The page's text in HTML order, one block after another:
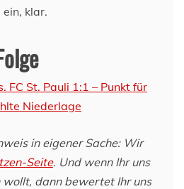
klar.
FC St. Pauli 1:1 – Punkt für
Niederlage
in eigener Sache: Wir
Seite. Und wenn Ihr uns
wollt, dann bewertet Ihr uns